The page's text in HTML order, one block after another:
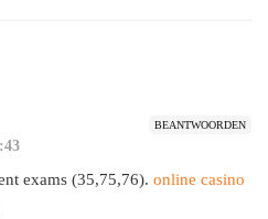
BEANTWOORDEN
exams (35,75,76). online casino